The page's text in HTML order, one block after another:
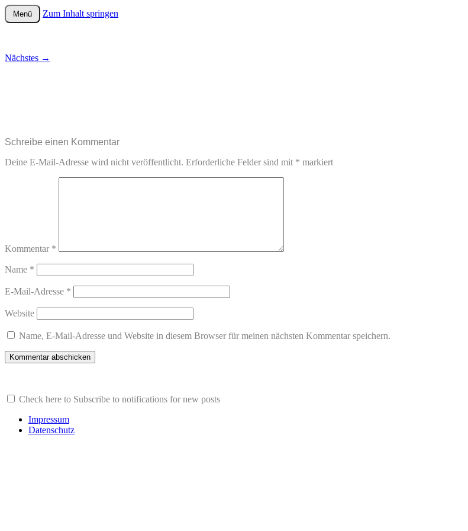
wurster-cartoon-blog.de
Menü Zum Inhalt springen
Nächstes →
Schreibe einen Kommentar
Deine E-Mail-Adresse wird nicht veröffentlicht. Erforderliche Felder sind mit * markiert
Kommentar *
Name *
E-Mail-Adresse *
Website
Name, E-Mail-Adresse und Website in diesem Browser für meinen nächsten Kommentar speichern.
Check here to Subscribe to notifications for new posts
Impressum
Datenschutz